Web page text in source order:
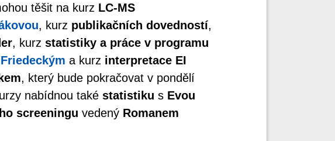
těšit na kurz LC-MS
, kurz publikačních dovedností,
, kurz statistiky a práce v programu
a kurz interpretace EI
, který bude pokračovat v pondělí
nabídnou také statistiku s Evou
screeningu vedený Romanem